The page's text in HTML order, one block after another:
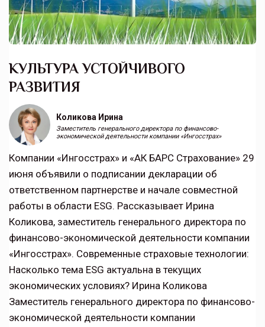
КУЛЬТУРА УСТОЙЧИВОГО
РАЗВИТИЯ
Коликова Ирина
Заместитель генерального директора по финансово-
экономической деятельности компании «Ингосстрах»
Компании «Ингосстрах» и «АК БАРС Страхование» 29
июня объявили о подписании декларации об
ответственном партнерстве и начале совместной
работы в области ESG. Рассказывает Ирина
Коликова, заместитель генерального директора по
финансово-экономической деятельности компании
«Ингосстрах». Современные страховые технологии:
Насколько тема ESG актуальна в текущих
экономических условиях? Ирина Коликова
Заместитель генерального директора по финансово-
экономической деятельности компании